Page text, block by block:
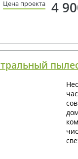
Цена проекта 4